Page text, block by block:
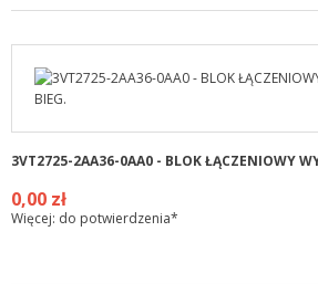
3VT2725-2AA36-0AA0 - BLOK ŁĄCZENIOWY
0,00 zł
Więcej: do potwierdzenia*